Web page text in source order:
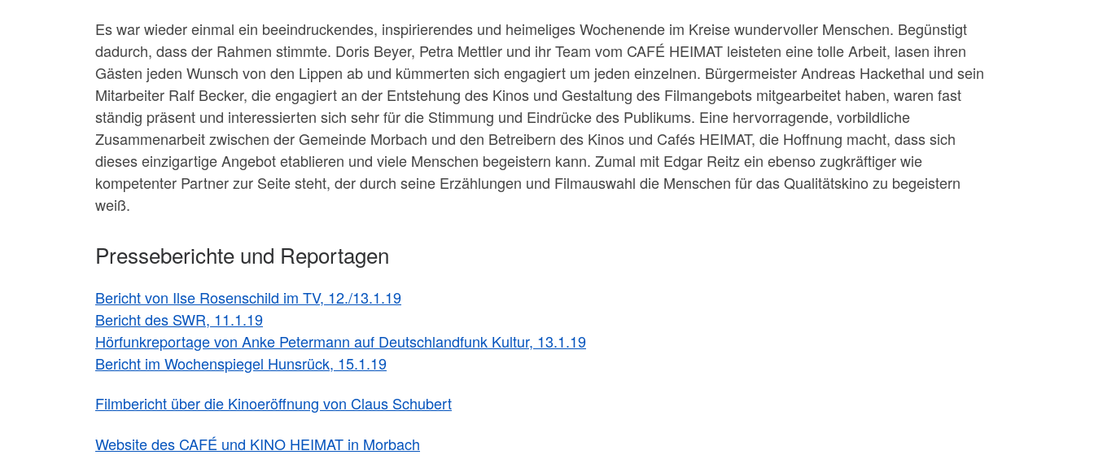
Es war wieder einmal ein beeindruckendes, inspirierendes und heimeliges Wochenende im Kreise wundervoller Menschen. Begünstigt
dadurch, dass der Rahmen stimmte. Doris Beyer, Petra Mettler und ihr Team vom CAFÉ HEIMAT leisteten eine tolle Arbeit, lasen ihren
Gästen jeden Wunsch von den Lippen ab und kümmerten sich engagiert um jeden einzelnen. Bürgermeister Andreas Hackethal und sein
Mitarbeiter Ralf Becker, die engagiert an der Entstehung des Kinos und Gestaltung des Filmangebots mitgearbeitet haben, waren fast
ständig präsent und interessierten sich sehr für die Stimmung und Eindrücke des Publikums. Eine hervorragende, vorbildliche
Zusammenarbeit zwischen der Gemeinde Morbach und den Betreibern des Kinos und Cafés HEIMAT, die Hoffnung macht, dass sich
dieses einzigartige Angebot etablieren und viele Menschen begeistern kann. Zumal mit Edgar Reitz ein ebenso zugkräftiger wie
kompetenter Partner zur Seite steht, der durch seine Erzählungen und Filmauswahl die Menschen für das Qualitätskino zu begeistern
weiß.
Presseberichte und Reportagen
Bericht von Ilse Rosenschild im TV, 12./13.1.19
Bericht des SWR, 11.1.19
Hörfunkreportage von Anke Petermann auf Deutschlandfunk Kultur, 13.1.19
Bericht im Wochenspiegel Hunsrück, 15.1.19
Filmbericht über die Kinoeröffnung von Claus Schubert
Website des CAFÉ und KINO HEIMAT in Morbach